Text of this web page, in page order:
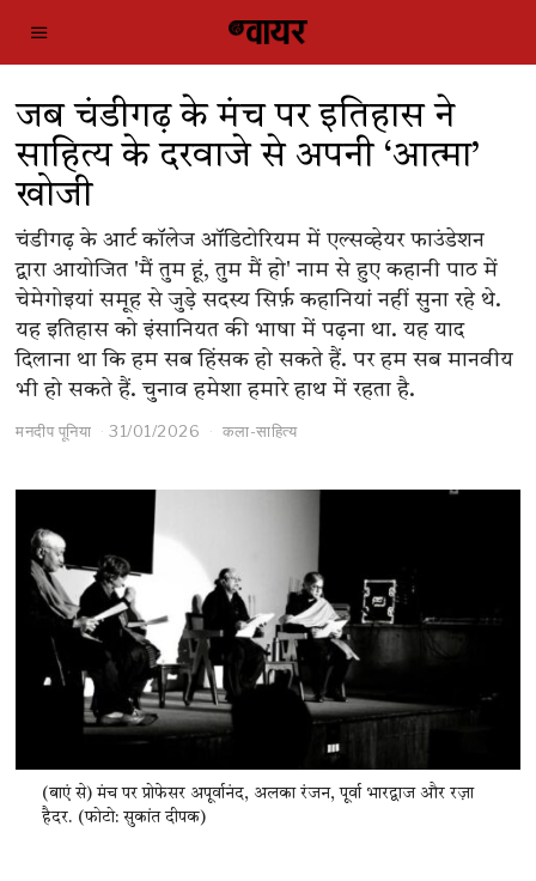
जब चंडीगढ़ के मंच पर इतिहास ने
साहित्य के दरवाजे से अपनी ‘आत्मा’
खोजी
चंडीगढ़ के आर्ट कॉलेज ऑडिटोरियम में एल्सव्हेयर फाउंडेशन
द्वारा आयोजित 'मैं तुम हूं, तुम मैं हो' नाम से हुए कहानी पाठ में
चेमेगोइयां समूह से जुड़े सदस्य सिर्फ़ कहानियां नहीं सुना रहे थे.
यह इतिहास को इंसानियत की भाषा में पढ़ना था. यह याद
दिलाना था कि हम सब हिंसक हो सकते हैं. पर हम सब मानवीय
भी हो सकते हैं. चुनाव हमेशा हमारे हाथ में रहता है.
मनदीप पूनिया 31/01/2026 कला-साहित्य
(बाएं से) मंच पर प्रोफेसर अपूर्वानंद, अलका रंजन, पूर्वा भारद्वाज और रज़ा
हैदर. (फोटो: सुकांत दीपक)